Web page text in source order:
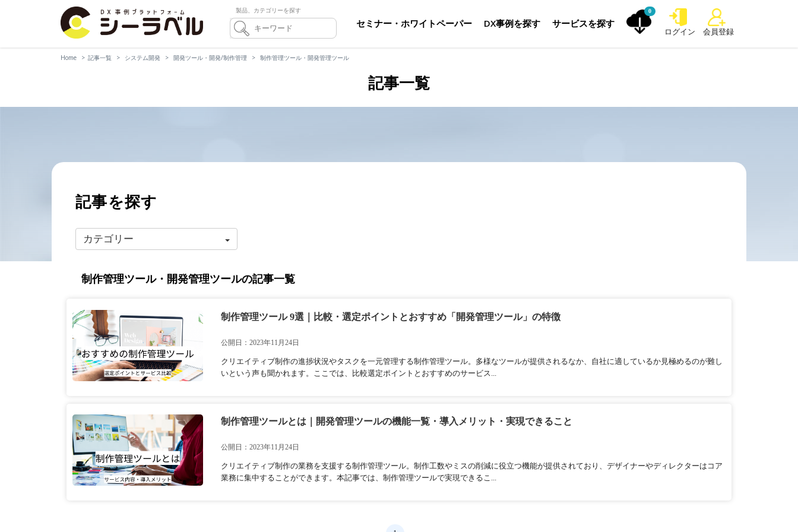
製品、カテゴリーを探す
セミナー・ホワイトペーパー DX事例を探す サービスを探す
0
ログイン 会員登録
Home 記事一覧 システム開発 開発ツール・開発/制作管理 制作管理ツール・開発管理ツール
記事一覧
記事を探す
カテゴリー
制作管理ツール・開発管理ツールの記事一覧
制作管理ツール 9選｜比較・選定ポイントとおすすめ「開発管理ツール」の特徴
公開日：2023年11月24日
クリエイティブ制作の進捗状況やタスクを一元管理する制作管理ツール。多様なツールが提供されるなか、自社に適しているか見極めるのが難し
いという声も聞かれます。ここでは、比較選定ポイントとおすすめのサービス...
制作管理ツールとは｜開発管理ツールの機能一覧・導入メリット・実現できること
公開日：2023年11月24日
クリエイティブ制作の業務を支援する制作管理ツール。制作工数やミスの削減に役立つ機能が提供されており、デザイナーやディレクターはコア
業務に集中することができます。本記事では、制作管理ツールで実現できるこ...